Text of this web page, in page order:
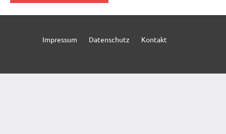
Impressum Datenschutz Kontakt